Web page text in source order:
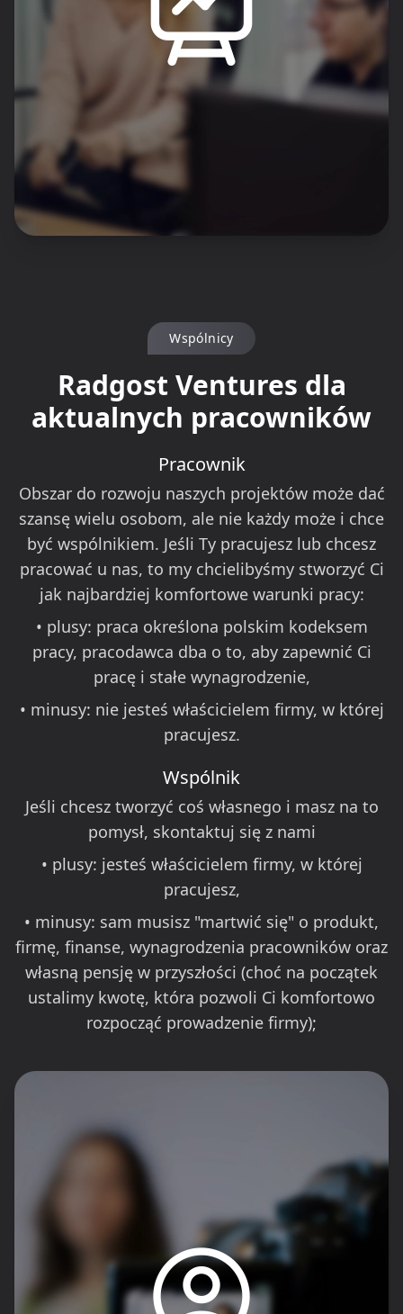
Wspólnicy
Radgost Ventures dla
aktualnych pracowników
Pracownik
Obszar do rozwoju naszych projektów może dać
szansę wielu osobom, ale nie każdy może i chce
być wspólnikiem. Jeśli Ty pracujesz lub chcesz
pracować u nas, to my chcielibyśmy stworzyć Ci
jak najbardziej komfortowe warunki pracy:
• plusy: praca określona polskim kodeksem
pracy, pracodawca dba o to, aby zapewnić Ci
pracę i stałe wynagrodzenie,
• minusy: nie jesteś właścicielem firmy, w której
pracujesz.
Wspólnik
Jeśli chcesz tworzyć coś własnego i masz na to
pomysł, skontaktuj się z nami
• plusy: jesteś właścicielem firmy, w której
pracujesz,
• minusy: sam musisz "martwić się" o produkt,
firmę, finanse, wynagrodzenia pracowników oraz
własną pensję w przyszłości (choć na początek
ustalimy kwotę, która pozwoli Ci komfortowo
rozpocząć prowadzenie firmy);